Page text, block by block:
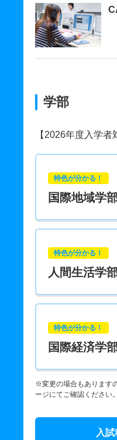
学部
【2026年度入学者
特色が分かる！
国際地域学
特色が分かる！
人間生活学
特色が分かる！
国際経済学
※変更の場合もあります
ージにてご確認ください。
入